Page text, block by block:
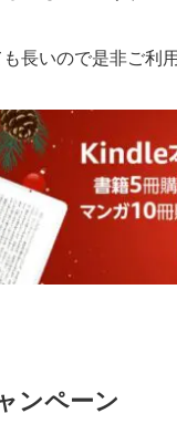
長いので是非ご利
ンペーン